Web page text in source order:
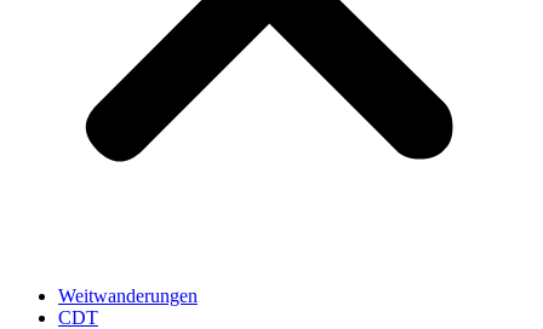
Weitwanderungen
CDT